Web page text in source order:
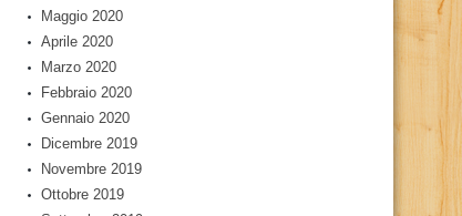
Maggio 2020
Aprile 2020
Marzo 2020
Febbraio 2020
Gennaio 2020
Dicembre 2019
Novembre 2019
Ottobre 2019